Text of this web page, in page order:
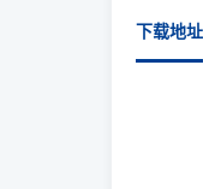
下载地址